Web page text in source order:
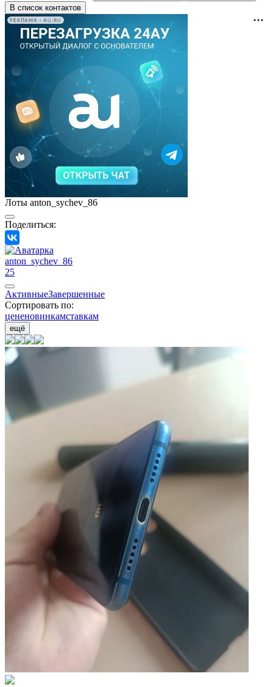
В список контактов
РЕКЛАМА • AU.RU
Лоты anton_sychev_86
Поделиться:
anton_sychev_86
25
АктивныеЗавершенные
Сортировать по:
цененовинкамставкам
ещё